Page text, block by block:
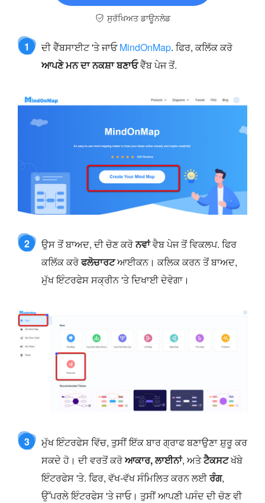
ਸੁਰੱਖਿਅਤ ਡਾਊਨਲੋਡ
1 ਦੀ ਵੈੱਬਸਾਈਟ 'ਤੇ ਜਾਓMindOnMap. ਫਿਰ, ਕਲਿੱਕ ਕਰੋ
ਆਪਣੇ ਮਨ ਦਾ ਨਕਸ਼ਾ ਬਣਾਓਵੈੱਬ ਪੇਜ ਤੋਂ.
2 ਉਸ ਤੋਂ ਬਾਅਦ, ਦੀ ਚੋਣ ਕਰੋਨਵਾਂਵੈਬ ਪੇਜ ਤੋਂ ਵਿਕਲਪ. ਫਿਰ
ਕਲਿੱਕ ਕਰੋਫਲੋਚਾਰਟਆਈਕਨ। ਕਲਿਕ ਕਰਨ ਤੋਂ ਬਾਅਦ,
ਮੁੱਖ ਇੰਟਰਫੇਸ ਸਕ੍ਰੀਨ 'ਤੇ ਦਿਖਾਈ ਦੇਵੇਗਾ।
3
ਮੁੱਖ ਇੰਟਰਫੇਸ ਵਿੱਚ, ਤੁਸੀਂ ਇੱਕ ਬਾਰ ਗ੍ਰਾਫ ਬਣਾਉਣਾ ਸ਼ੁਰੂ ਕਰ
ਸਕਦੇ ਹੋ। ਦੀ ਵਰਤੋਂ ਕਰੋਆਕਾਰ, ਲਾਈਨਾਂ, ਅਤੇਟੈਕਸਟਖੱਬੇ
ਇੰਟਰਫੇਸ 'ਤੇ. ਫਿਰ, ਵੱਖ-ਵੱਖ ਸੰਮਿਲਿਤ ਕਰਨ ਲਈਰੰਗ,
ਉੱਪਰਲੇ ਇੰਟਰਫੇਸ 'ਤੇ ਜਾਓ। ਤੁਸੀਂ ਆਪਣੀ ਪਸੰਦ ਦੀ ਚੋਣ ਵੀ